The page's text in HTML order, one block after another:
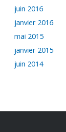
juin 2016
janvier 2016
mai 2015
janvier 2015
juin 2014